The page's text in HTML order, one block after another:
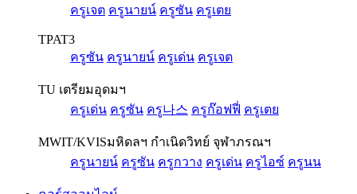
ครูเจต ครูนายน์ ครูซัน ครูเตย
TPAT3
ครูซัน ครูนายน์ ครูเด่น ครูเจต
TU เตรียมอุดมฯ
ครูเด่น ครูซัน ครู나스 ครูก๊อฟฟี่ ครูเตย
MWIT/KVISมหิดลฯ กำเนิดวิทย์ จุฬาภรณฯ
ครูนายน์ ครูซัน ครูกวาง ครูเด่น ครูไอซ์ ครูนน